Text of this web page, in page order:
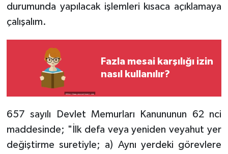
durumunda yapılacak işlemleri kısaca açıklamaya
çalışalım.
Fazla mesai karşılığı izin
nasıl kullanılır?
657 sayılı Devlet Memurları Kanununun 62 nci
maddesinde; "İlk defa veya yeniden veyahut yer
değiştirme suretiyle; a) Aynı yerdeki görevlere